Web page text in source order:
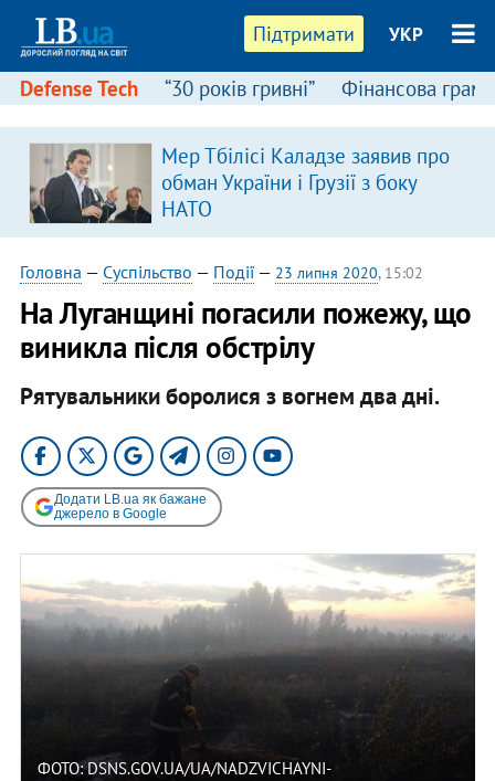
Підтримати УКР
Defense Tech “30 років гривні” Фінансова
Мер Тбілісі Каладзе заявив про
обман України і Грузії з боку
НАТО
Головна — Суспільство — Події— 23 липня 2020, 15:02
На Луганщині погасили пожежу, що
виникла після обстрілу
Рятувальники боролися з вогнем два дні.
Додати LB.ua як бажане
джерело в Google
ФОТО: DSNS.GOV.UA/UA/NADZVICHAYNI-